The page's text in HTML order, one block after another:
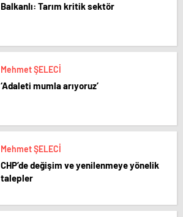
Balkanlı: Tarım kritik sektör
Mehmet ŞELECİ
‘Adaleti mumla arıyoruz’
Mehmet ŞELECİ
CHP’de değişim ve yenilenmeye yönelik
talepler